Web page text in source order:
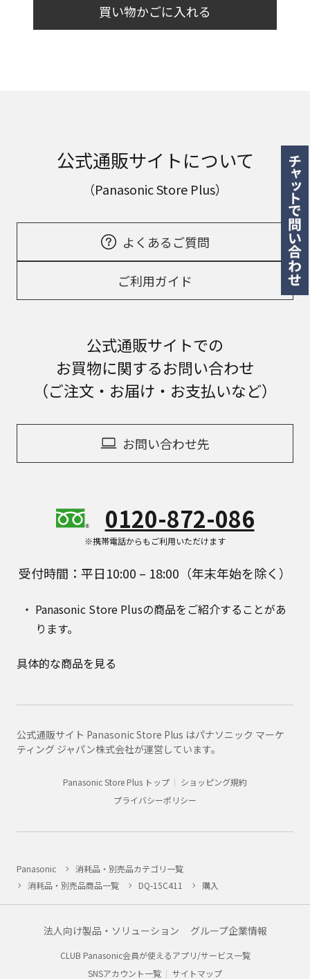
買い物かごに入れる
公式通販サイトについて
（Panasonic Store Plus）
よくあるご質問
ご利用ガイド
公式通販サイトでの
お買物に関するお問い合わせ
（ご注文・お届け・お支払いなど）
お問い合わせ先
0120-872-086
※携帯電話からもご利用いただけます
受付時間：平日10:00 – 18:00（年末年始を除く）
Panasonic Store Plusの商品をご紹介することがあ
ります。
具体的な商品を見る
公式通販サイト Panasonic Store Plus はパナソニック マーケ
ティング ジャパン株式会社が運営しています。
Panasonic Store Plus トップ
ショッピング規約
プライバシーポリシー
Panasonic
消耗品・別売品カテゴリ一覧
消耗品・別売品商品一覧
DQ-15C411 購入
法人向け製品・ソリューション グループ企業情報
CLUB Panasonic会員が使えるアプリ/サービス一覧
SNSアカウント一覧
サイトマップ